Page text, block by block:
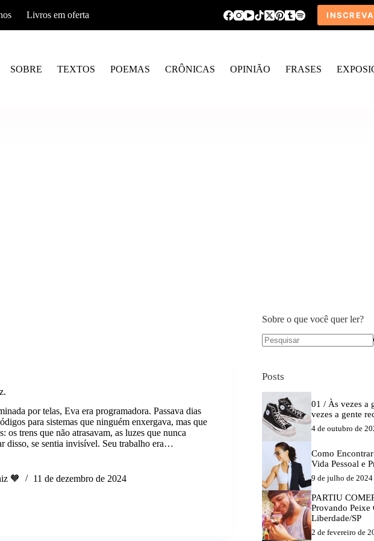
Livros em oferta
SOBRE TEXTOS POEMAS CRÔNICAS OPINIÃO FRASES
por telas, Eva era programadora. Passava dias
para sistemas que ninguém enxergava, mas que
os trens que não atrasavam, as luzes que nunca
disso, se sentia invisível. Seu trabalho era…
🧡 11 de dezembro de 2024
Sobre o que você quer ler?
Posts
01 / Às vezes a
vezes a gente
4 de outubro de
Como
Vida Pessoal e
9 de julho de 2024
PARTIU
Provando Peixe
Liberdade/SP
2 de fevereiro de